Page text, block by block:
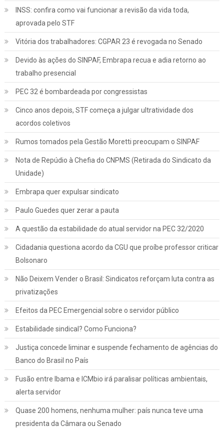
INSS: confira como vai funcionar a revisão da vida toda,
aprovada pelo STF
Vitória dos trabalhadores: CGPAR 23 é revogada no Senado
Devido às ações do SINPAF, Embrapa recua e adia retorno ao
trabalho presencial
PEC 32 é bombardeada por congressistas
Cinco anos depois, STF começa a julgar ultratividade dos
acordos coletivos
Rumos tomados pela Gestão Moretti preocupam o SINPAF
Nota de Repúdio à Chefia do CNPMS (Retirada do Sindicato da
Unidade)
Embrapa quer expulsar sindicato
Paulo Guedes quer zerar a pauta
A questão da estabilidade do atual servidor na PEC 32/2020
Cidadania questiona acordo da CGU que proíbe professor criticar
Bolsonaro
Não Deixem Vender o Brasil: Sindicatos reforçam luta contra as
privatizações
Efeitos da PEC Emergencial sobre o servidor público
Estabilidade sindical? Como Funciona?
Justiça concede liminar e suspende fechamento de agências do
Banco do Brasil no País
Fusão entre Ibama e ICMbio irá paralisar políticas ambientais,
alerta servidor
Quase 200 homens, nenhuma mulher: país nunca teve uma
presidenta da Câmara ou Senado
INSS: confira como vai funcionar a
revisão da vida toda, aprovada pelo STF